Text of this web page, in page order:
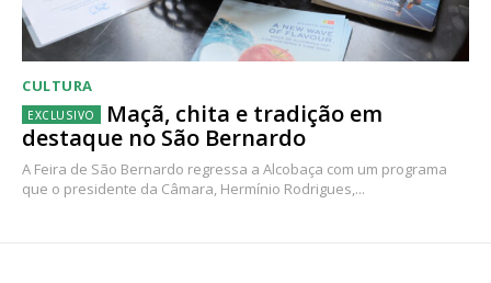
CULTURA
Maçã, chita e tradição em
destaque no São Bernardo
A Feira de São Bernardo regressa a Alcobaça com um programa
que o presidente da Câmara, Hermínio Rodrigues,...